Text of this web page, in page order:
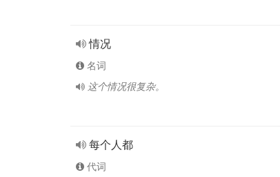
情况
名词
这个情况很复杂。
每个人都
代词